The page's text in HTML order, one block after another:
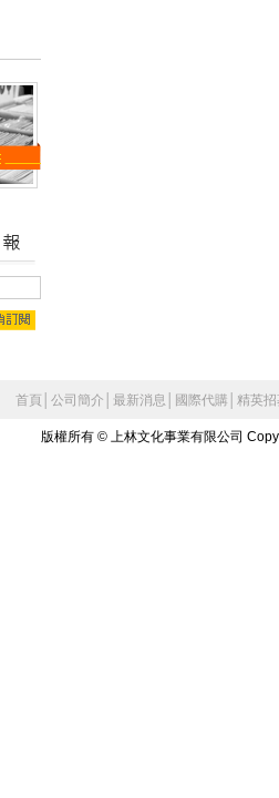
首頁 公司簡介 最新消息 國際代購 精英招
版權所有 © 上林文化事業有限公司